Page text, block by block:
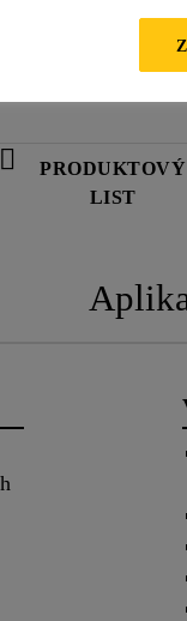
neiontových,
PRODUKTOVÝ
LIST